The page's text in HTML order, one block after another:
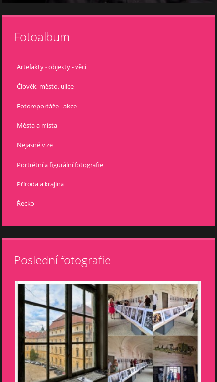
Fotoalbum
Artefakty - objekty - věci
Člověk, město, ulice
Fotoreportáže - akce
Města a místa
Nejasné vize
Portrétní a figurální fotografie
Příroda a krajina
Řecko
Poslední fotografie